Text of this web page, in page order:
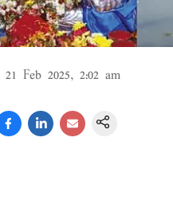
21 Feb 2025, 2:02 am